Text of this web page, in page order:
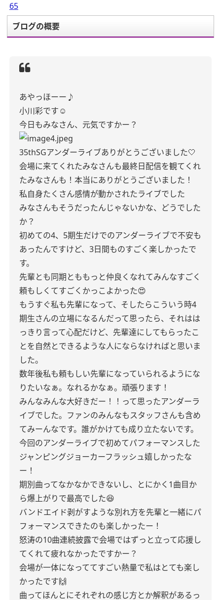
65
ブログの概要
あやっほーー♪
小川彩です☺︎
今日もみなさん、元気ですかー？
35thSGアンダーライブありがとうございました🤍
会場に来てくれたみなさんも最終日配信を観てくれ
たみなさんも！本当にありがとうございました！
私自身たくさん感情が動かされたライブでした
みなさんもそうだったんじゃないかな、どうでした
か？
初めての4、5期生だけでのアンダーライブで不安も
あったんですけど、3日間ものすごく楽しかったで
す。
先輩とも同期とももっと仲良くなれてみんなすごく
頼もしくてすごくかっこよかった😍
もうすぐ私も先輩になって、そしたらこういう時4
期生さんの立場になるんだって思ったら、それはは
っきり言って心配だけど、先輩達にしてもらったこ
とを自然とできるような人にならなければと思いま
した。
数年後私も頼もしい先輩になっていられるようにな
りたいなぁ。なれるかなぁ。頑張ります！
みんなみんな大好きだー！！って思ったアンダーラ
イブでした。ファンのみんなもスタッフさんも含め
てみーんなです。誰がかけても成り立たないです。
今回のアンダーライブで初めてパフォーマンスした
ジャンピングジョーカーフラッシュ嬉しかったな
ー！
期別曲ってなかなかできないし、とにかく1曲目か
ら爆上がりで最高でした😆
バンドエイド剥がすような別れ方を先輩と一緒にパ
フォーマンスできたのも楽しかったー！
怒涛の10曲連続披露で会場ではずっと立って応援し
てくれて疲れなかったですかー？
会場が一体になっててすごい熱量で私はとても楽し
かったです🙌
曲ってほんとにそれぞれの感じ方とか解釈があるっ